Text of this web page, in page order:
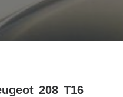
208 T16